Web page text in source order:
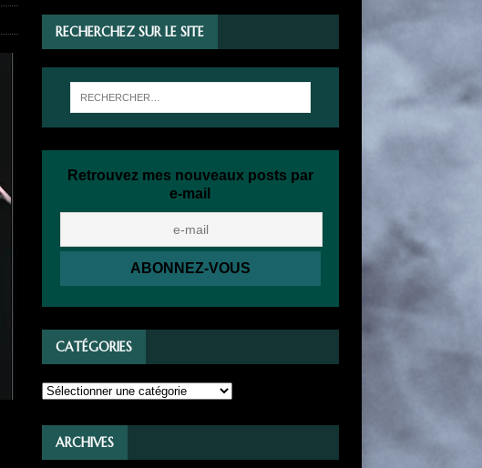
RECHERCHEZ SUR LE SITE
Retrouvez mes nouveaux posts par
e-mail
CATÉGORIES
ARCHIVES